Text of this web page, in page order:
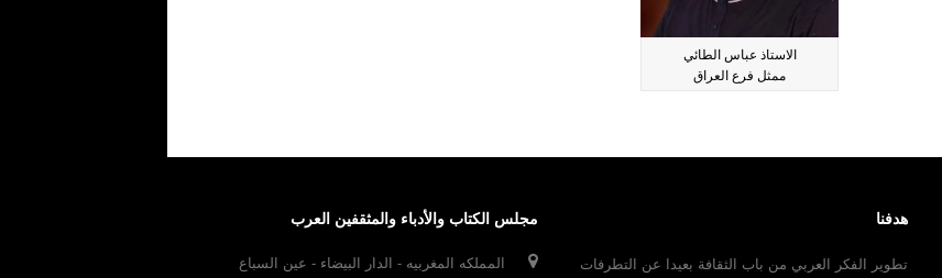
الاستاذ عباس الطائي
ممثل فرع العراق
هدفنا
تطوير الفكر العربي من باب الثقافة بعيدا عن التطرفات
مجلس الكتاب والأدباء والمثقفين العرب
المملكه المغربيه - الدار البيضاء - عين السباع